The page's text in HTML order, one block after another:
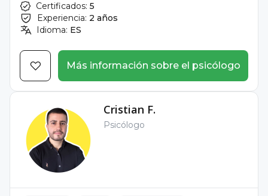
Certificados: 5
Experiencia: 2 años
Idioma: ES
Más información sobre el psicólogo
Cristian F.
Psicólogo